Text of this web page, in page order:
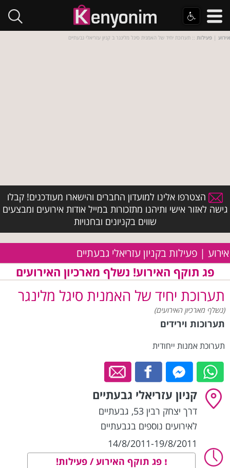
אירוע | פעילות :: תערוכת יחיד של האמנית סיגל מלינגר ב קניון עזריאלי גבעתיים
הצטרפו אלינו למועדון החברים והישארו מעודכנים! קבלו
גישה לאזור אישי ותיהנו מתזכורות במייל אודות אירועים ומבצעים
שווים בקניונים ובחנויות
אירוע | פעילות בקניון עזריאלי גבעתיים
פג תוקף האירוע! נשלף מארכיון האירועים
תערוכת יחיד של האמנית סיגל מלינגר
(נשלף מארכיון האירועים)
תערוכות וירידים
תערוכת אמנות ייחודית
קניון עזריאלי גבעתיים
דרך יצחק רבין 53 , גבעתיים
לאירועים נוספים בגבעתיים
14/8/2011-19/8/2011
פג תוקף האירוע / פעילות!